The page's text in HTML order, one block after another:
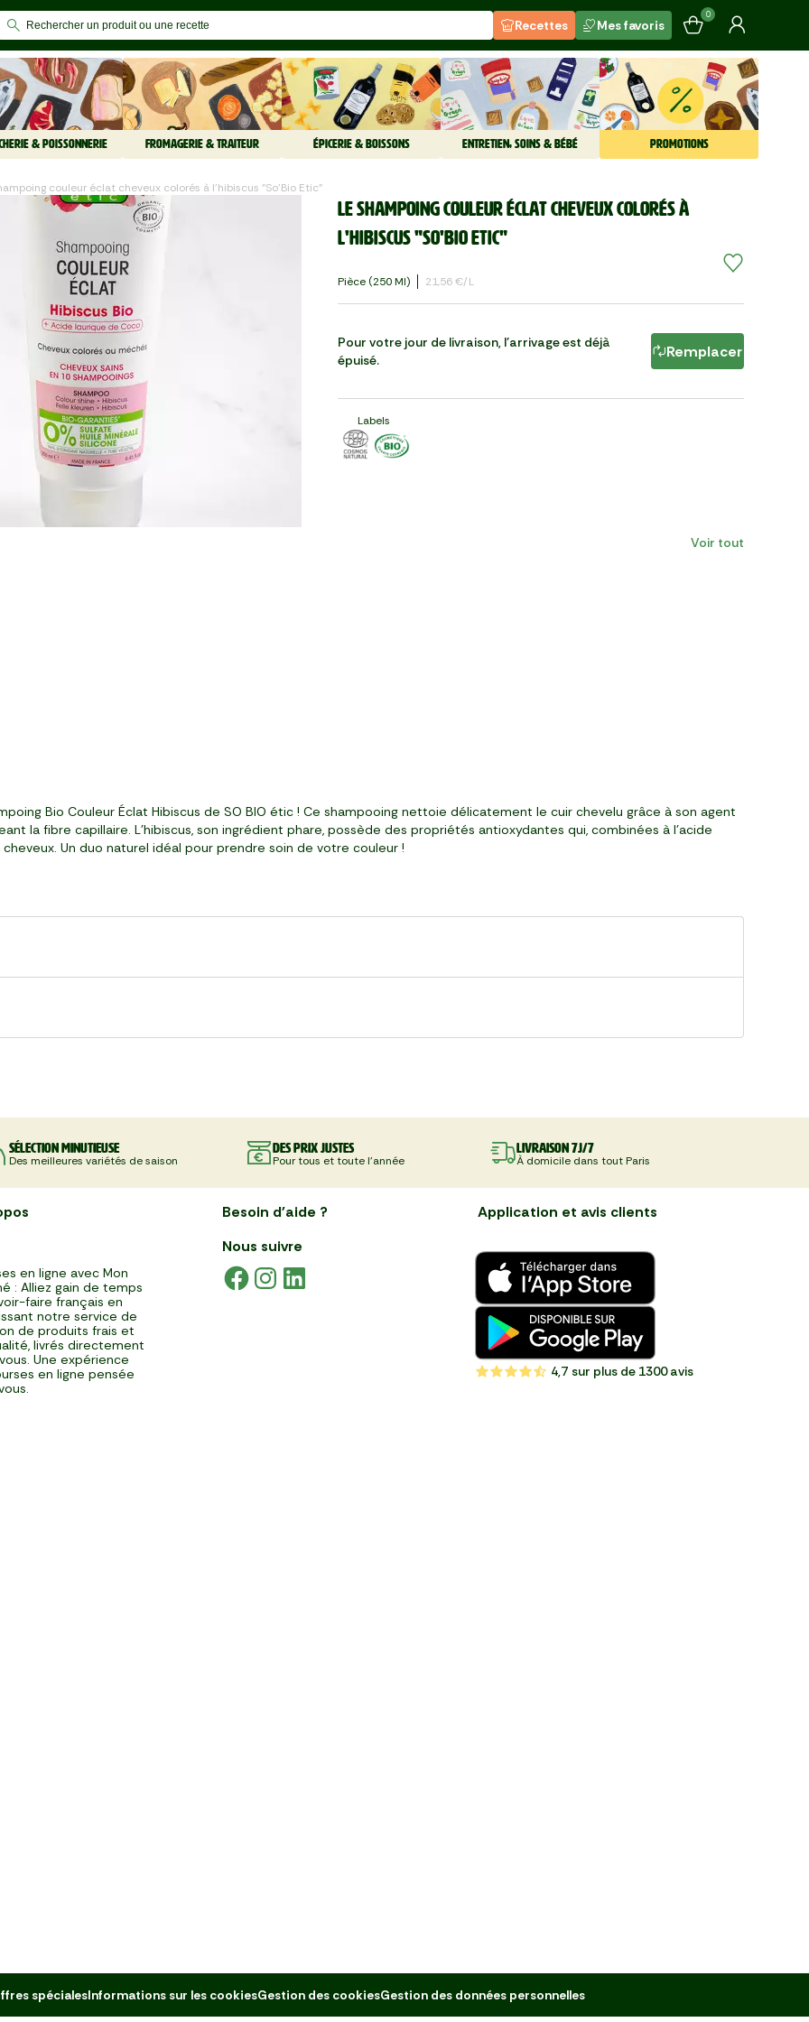
Recettes Mes favoris
0
& POISSONNERIE FROMAGERIE & TRAITEUR ÉPICERIE & BOISSONS ENTRETIEN, SOINS & BÉBÉ PROMOTIONS
couleur éclat cheveux colorés à l'hibiscus "So'Bio Etic"
Le Shampoing couleur éclat cheveux colorés à
l'hibiscus "So'Bio Etic"
Pièce (250 Ml) 21,56 €/l
Pour votre jour de livraison, l'arrivage est déjà
épuisé.
Remplacer
Labels
Voir tout
Bio Couleur Éclat Hibiscus de SO BIO étic ! Ce shampooing nettoie délicatement le cuir chevelu grâce à son agent
la fibre capillaire. L’hibiscus, son ingrédient phare, possède des propriétés antioxydantes qui, combinées à l'acide
Un duo naturel idéal pour prendre soin de votre couleur !
Sélection minutieuse
Des meilleures variétés de saison
Des prix justes
Pour tous et toute l'année
Livraison 7J/7
À domicile dans tout Paris
en ligne avec Mon
: Alliez gain de temps
faire français en
notre service de
de produits frais et
livrés directement
Une expérience
en ligne pensée
Besoin d'aide ?
Nous suivre
Application et avis clients
4,7 sur plus de 1300 avis
spécialesInformations sur les cookiesGestion des cookiesGestion des données personnelles